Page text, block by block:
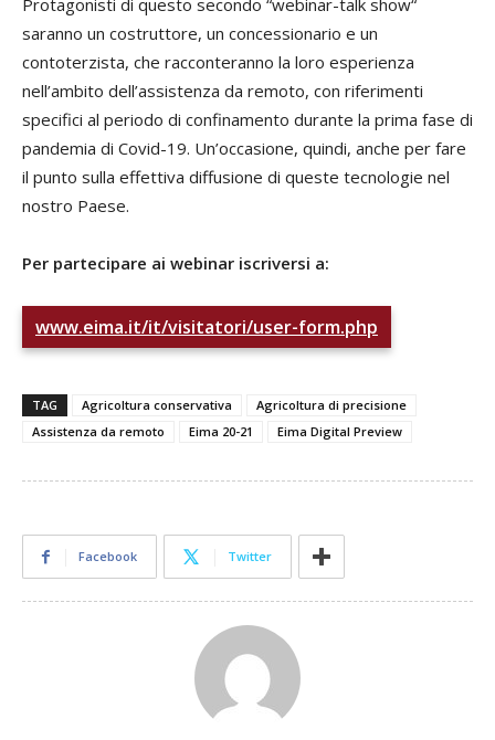
saranno un costruttore, un concessionario e un
contoterzista, che racconteranno la loro esperienza
nell’ambito dell’assistenza da remoto, con riferimenti
specifici al periodo di confinamento durante la prima fase di
pandemia di Covid-19. Un’occasione, quindi, anche per fare
il punto sulla effettiva diffusione di queste tecnologie nel
nostro Paese.
Per partecipare ai webinar iscriversi a:
www.eima.it/it/visitatori/user-form.php
TAG Agricoltura conservativa
Agricoltura di precisione
Assistenza da remoto
Eima 20-21 Eima Digital Preview
Facebook Twitter